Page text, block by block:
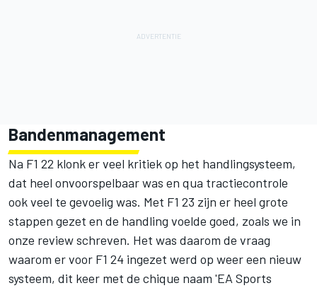
Bandenmanagement
Na F1 22 klonk er veel kritiek op het handlingsysteem,
dat heel onvoorspelbaar was en qua tractiecontrole
ook veel te gevoelig was. Met F1 23 zijn er heel grote
stappen gezet en de handling voelde goed, zoals we in
onze review schreven. Het was daarom de vraag
waarom er voor F1 24 ingezet werd op weer een nieuw
systeem, dit keer met de chique naam 'EA Sports